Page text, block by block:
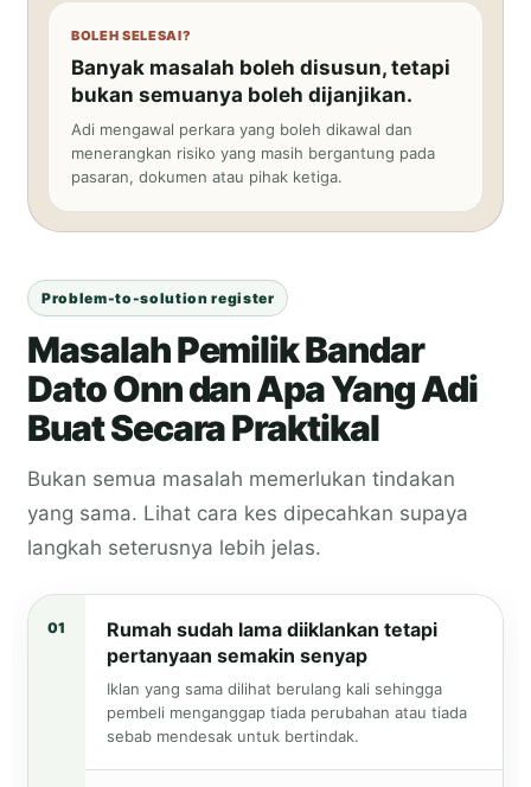
BOLEH SELESAI?
Banyak masalah boleh disusun, tetapi
bukan semuanya boleh dijanjikan.
Adi mengawal perkara yang boleh dikawal dan
menerangkan risiko yang masih bergantung pada
pasaran, dokumen atau pihak ketiga.
Problem-to-solution register
Masalah Pemilik Bandar
Dato Onn dan Apa Yang Adi
Buat Secara Praktikal
Bukan semua masalah memerlukan tindakan
yang sama. Lihat cara kes dipecahkan supaya
langkah seterusnya lebih jelas.
01
Rumah sudah lama diiklankan tetapi
pertanyaan semakin senyap
Iklan yang sama dilihat berulang kali sehingga
pembeli menganggap tiada perubahan atau tiada
sebab mendesak untuk bertindak.